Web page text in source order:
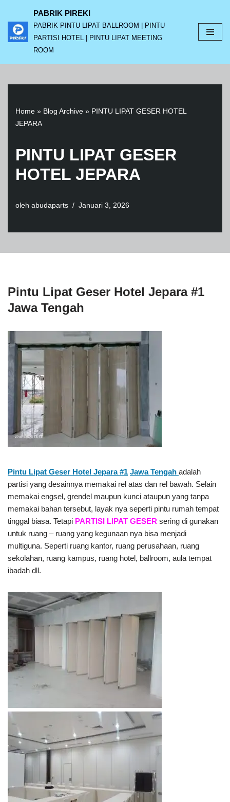
Lompat
ke
PABRIK PIREKI
PABRIK PINTU LIPAT BALLROOM | PINTU
PARTISI HOTEL | PINTU LIPAT MEETING
ROOM
Home » Blog Archive » PINTU LIPAT GESER HOTEL
JEPARA
PINTU LIPAT GESER
HOTEL JEPARA
oleh abudaparts Januari 3, 2026
Pintu Lipat Geser Hotel Jepara #1
Jawa Tengah
Pintu Lipat Geser Hotel Jepara #1 Jawa Tengah adalah
partisi yang desainnya memakai rel atas dan rel bawah. Selain
memakai engsel, grendel maupun kunci ataupun yang tanpa
memakai bahan tersebut, layak nya seperti pintu rumah tempat
tinggal biasa. Tetapi PARTISI LIPAT GESER sering di gunakan
untuk ruang – ruang yang kegunaan nya bisa menjadi
multiguna. Seperti ruang kantor, ruang perusahaan, ruang
sekolahan, ruang kampus, ruang hotel, ballroom, aula tempat
ibadah dll.